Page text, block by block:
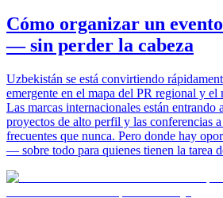
Cómo organizar un
— sin perder la cabeza
Uzbekistán se está convirtiendo
emergente en el mapa del PR regional y el
Las marcas internacionales están entrando
proyectos de alto perfil y las conferencias
frecuentes que nunca. Pero donde hay
— sobre todo para quienes tienen la tarea